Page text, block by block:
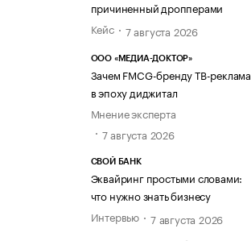
причиненный дропперами
Кейс
7 августа 2026
ООО «МЕДИА-ДОКТОР»
Зачем FMCG-бренду ТВ-реклама
в эпоху диджитал
Мнение эксперта
7 августа 2026
СВОЙ БАНК
Эквайринг простыми словами:
что нужно знать бизнесу
Интервью
7 августа 2026